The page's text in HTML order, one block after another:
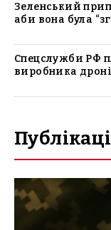
Зеленський
аби вона була
Спецслужби РФ
виробника